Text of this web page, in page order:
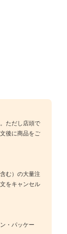
ただし店頭で
後に商品をご
む）の大量注
をキャンセル
・パッケー